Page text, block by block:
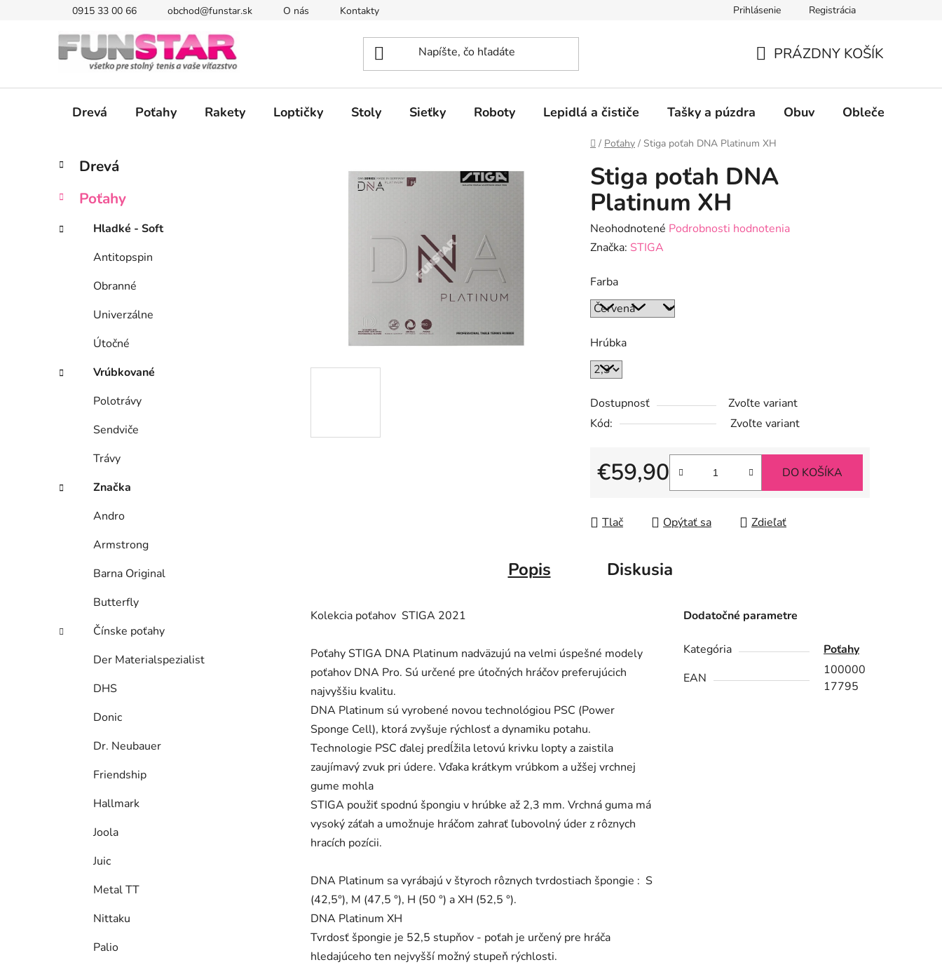
0915 33 00 66 obchod@funstar.sk O nás Kontakty Prihlásenie Registrácia
KOŠÍK
PRÁZDNY KOŠÍK
Drevá Poťahy Rakety Loptičky Stoly Sieťky Roboty Lepidlá a čističe Tašky a púzdra Obuv Oblečenie
Domov
/ Poťahy / Stiga poťah DNA Platinum XH
B
č
ý
Preskočiť
kategórie
K
a
e
ó
Drevá
Poťahy
Hladké - Soft
Antitopspin
Obranné
Univerzálne
Útočné
Vrúbkované
Polotrávy
Sendviče
Trávy
Značka
Andro
Armstrong
Barna Original
Butterfly
Čínske poťahy
Der Materialspezialist
DHS
Donic
Dr. Neubauer
Friendship
Hallmark
Joola
Juic
Metal TT
Nittaku
Palio
Stiga poťah DNA
Platinum XH
Priemerné
hodnotenie
je
0,0
z
5
hviezdičiek.
Neohodnotené Podrobnosti hodnotenia
Značka: STIGA
Farba
Hrúbka
Dostupnosť
Zvoľte variant
Kód:
Zvoľte variant
€59,90
Jednotková cena:
DO KOŠÍKA
Tlač Opýtať sa Zdieľať
Popis Diskusia
Kolekcia poťahov STIGA 2021
Poťahy STIGA DNA Platinum nadväzujú na velmi úspešné modely
poťahov DNA Pro. Sú určené pre útočných hráčov preferujúcich
najvyššiu kvalitu.
DNA Platinum sú vyrobené novou technológiou PSC (Power
Sponge Cell), ktorá zvyšuje rýchlosť a dynamiku potahu.
Technologie PSC ďalej predĺžila letovú krivku lopty a zaistila
zaujímavý zvuk pri údere. Vďaka krátkym vrúbkom a užšej vrchnej
gume mohla
STIGA použiť spodnú špongiu v hrúbke až 2,3 mm. Vrchná guma má
vysoký záťah a umožnuje hráčom zahrať ľubovolný úder z rôznych
hracích pozícii.
DNA Platinum sa vyrábajú v štyroch rôznych tvrdostiach špongie : S
(42,5°), M (47,5 °), H (50 °) a XH (52,5 °).
DNA Platinum XH
Tvrdosť špongie je 52,5 stupňov - poťah je určený pre hráča
hledajúceho ten nejvyšší možný stupeň rýchlosti.
Dodatočné parametre
Kategória
Poťahy
EAN
100000
17795